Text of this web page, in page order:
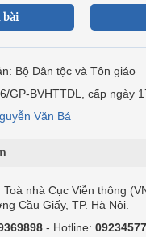
bài
Bộ Dân tộc và Tôn giáo
GP-BVHTTDL, cấp ngày
Văn Bá
nhà Cục Viễn thông
Cầu Giấy, TP. Hà Nội.
- Hotline: